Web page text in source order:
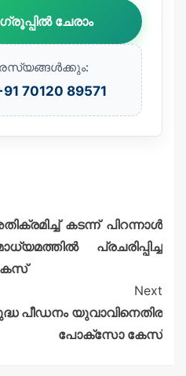
ചേരാം
70120 89571
കടന്ന് പിറന്നാൾ
പ്രചരിപ്പിച്ച
Next
പീഡനം യുവാവിനെതിര
പോക്സോ കേസ്